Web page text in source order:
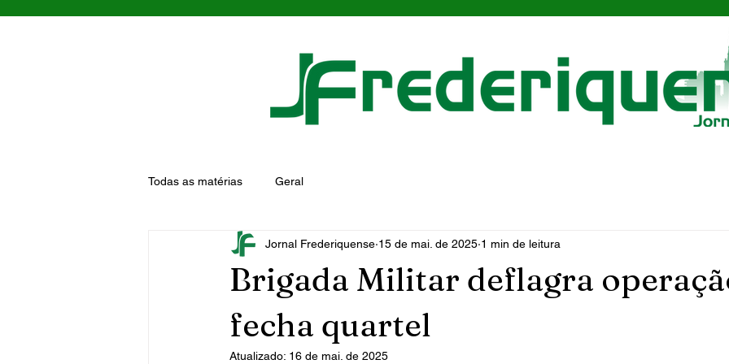
Todas as matérias Geral
Brigada Militar deflagra
fecha quartel
Jornal Frederiquense 15 de mai. de 2025 1 min de leitura
Atualizado: 16 de mai. de 2025